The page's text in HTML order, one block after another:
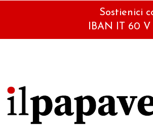
Sostienici
IBAN IT 60 V